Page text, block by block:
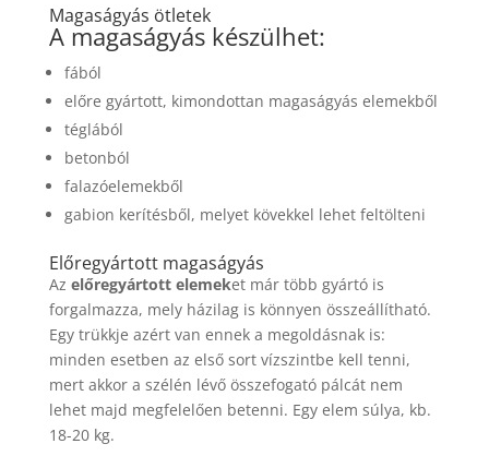
Magaságyás ötletek
A magaságyás készülhet:
fából
előre gyártott, kimondottan magaságyás elemekből
téglából
betonból
falazóelemekből
gabion kerítésből, melyet kövekkel lehet feltölteni
Előregyártott magaságyás
Az előregyártott elemeket már több gyártó is
forgalmazza, mely házilag is könnyen összeállítható.
Egy trükkje azért van ennek a megoldásnak is:
minden esetben az első sort vízszintbe kell tenni,
mert akkor a szélén lévő összefogató pálcát nem
lehet majd megfelelően betenni. Egy elem súlya, kb.
18-20 kg.